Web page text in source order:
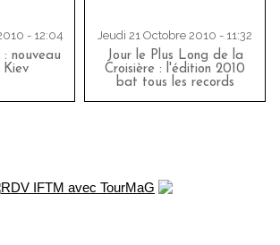
- 12:04
: nouveau
Kiev
Jeudi 21 Octobre 2010 - 11:32
Jour le Plus Long de la
Croisière : l'édition 2010
bat tous les records